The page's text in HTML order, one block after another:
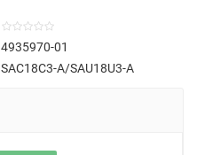
4935970-01
SAC18C3-A/SAU18U3-A